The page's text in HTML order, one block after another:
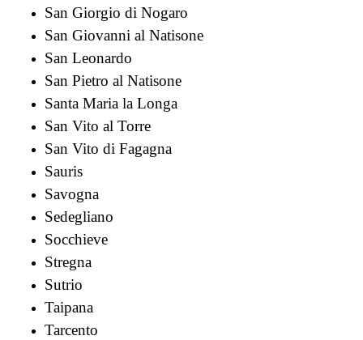
San Giorgio di Nogaro
San Giovanni al Natisone
San Leonardo
San Pietro al Natisone
Santa Maria la Longa
San Vito al Torre
San Vito di Fagagna
Sauris
Savogna
Sedegliano
Socchieve
Stregna
Sutrio
Taipana
Tarcento